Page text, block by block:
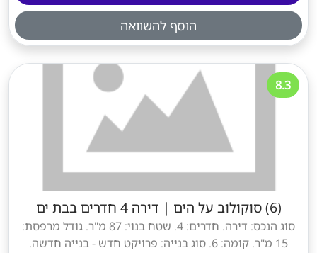
הוסף להשוואה
8.3
(6) סוקולוב על הים | דירה 4 חדרים בבת ים
סוג הנכס: דירה. חדרים: 4. שטח בנוי: 87 מ"ר. גודל מרפסת:
15 מ"ר. קומה: 6. סוג בנייה: פרויקט חדש - בנייה חדשה.